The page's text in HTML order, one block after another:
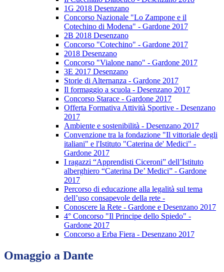
1G 2018 Desenzano
Concorso Nazionale "Lo Zampone e il
Cotechino di Modena" - Gardone 2017
2B 2018 Desenzano
Concorso "Cotechino" - Gardone 2017
2018 Desenzano
Concorso "Vialone nano" - Gardone 2017
3E 2017 Desenzano
Storie di Alternanza - Gardone 2017
Il formaggio a scuola - Desenzano 2017
Concorso Starace - Gardone 2017
Offerta Formativa Attività Sportive - Desenzano
2017
Ambiente e sostenibilità - Desenzano 2017
Convenzione tra la fondazione "Il vittoriale degli
italiani" e l'Istituto "Caterina de' Medici" -
Gardone 2017
I ragazzi “Apprendisti Ciceroni” dell’Istituto
alberghiero “Caterina De’ Medici” - Gardone
2017
Percorso di educazione alla legalità sul tema
dell’uso consapevole della rete -
Conoscere la Rete - Gardone e Desenzano 2017
4° Concorso "Il Principe dello Spiedo" -
Gardone 2017
Concorso a Erba Fiera - Desenzano 2017
Omaggio a Dante